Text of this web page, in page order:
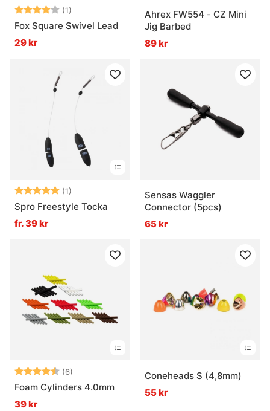
Betyg: (1)
4.0 utav 5 stjärnor
Fox Square Swivel Lead
29 kr
Ahrex FW554 - CZ Mini
Jig Barbed
89 kr
Betyg: (1)
5.0 utav 5 stjärnor
Spro Freestyle Tocka
fr. 39 kr
Sensas Waggler
Connector (5pcs)
65 kr
Betyg: (6)
4.7 utav 5 stjärnor
Foam Cylinders 4.0mm
39 kr
Coneheads S (4,8mm)
55 kr